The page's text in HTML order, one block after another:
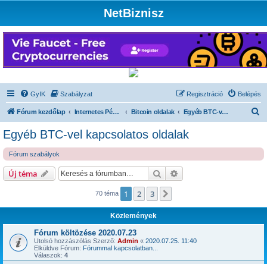
NetBiznisz
GyIK Szabályzat Belépés
Regisztráció
Fórum kezdőlap Internetes Pénzkeresés Bitcoin oldalak Egyéb BTC-vel kapcsolatos oldalak
Egyéb BTC-vel kapcsolatos oldalak
Fórum szabályok
Új téma Keresés
70 téma 1 2 3
Közlemények
Fórum költözése 2020.07.23
Utolsó hozzászólás Szerző: Admin « 2020.07.25. 11:40
Elküldve Fórum: Fórummal kapcsolatban...
Válaszok: 4